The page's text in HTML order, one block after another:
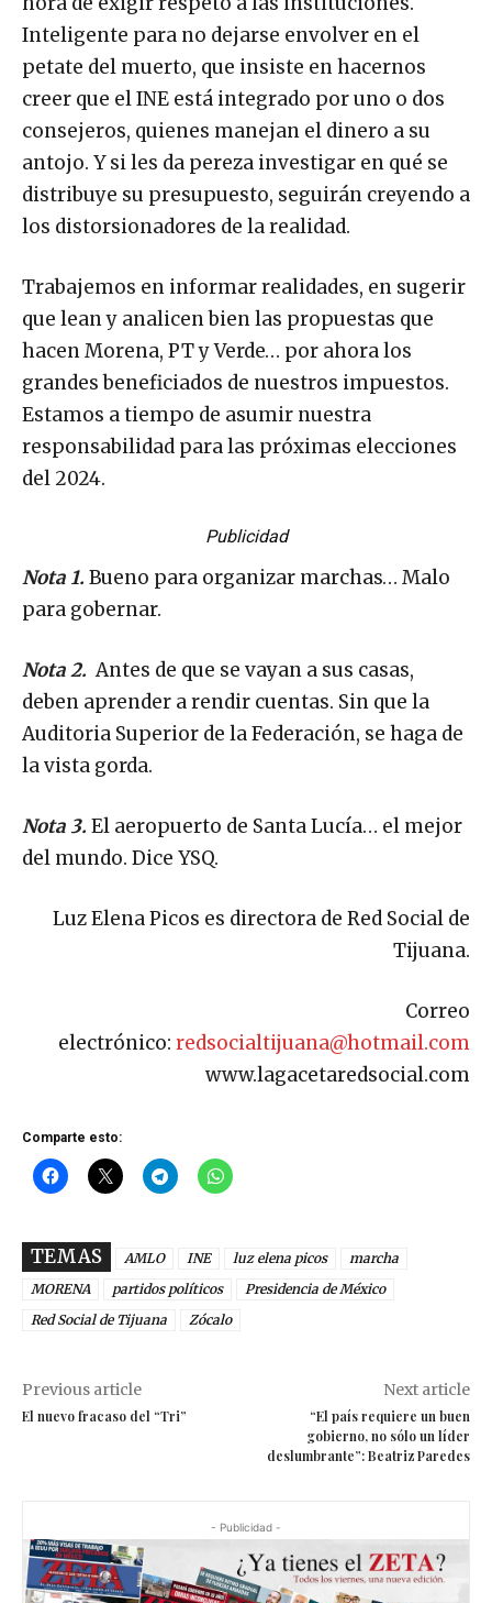
Inteligente para no dejarse envolver en el
petate del muerto, que insiste en hacernos
creer que el INE está integrado por uno o dos
consejeros, quienes manejan el dinero a su
antojo. Y si les da pereza investigar en qué se
distribuye su presupuesto, seguirán creyendo a
los distorsionadores de la realidad.
Trabajemos en informar realidades, en sugerir
que lean y analicen bien las propuestas que
hacen Morena, PT y Verde… por ahora los
grandes beneficiados de nuestros impuestos.
Estamos a tiempo de asumir nuestra
responsabilidad para las próximas elecciones
del 2024.
Publicidad
Nota 1. Bueno para organizar marchas… Malo
para gobernar.
Nota 2. Antes de que se vayan a sus casas,
deben aprender a rendir cuentas. Sin que la
Auditoria Superior de la Federación, se haga de
la vista gorda.
Nota 3. El aeropuerto de Santa Lucía… el mejor
del mundo. Dice YSQ.
Luz Elena Picos es directora de Red Social de
Tijuana.
Correo
electrónico: redsocialtijuana@hotmail.com
www.lagacetaredsocial.com
Comparte esto:
TEMAS AMLO INE luz elena picos
marcha
MORENA
partidos políticos
Presidencia de México
Red Social de Tijuana
Zócalo
Previous article
El nuevo fracaso del “Tri”
Next article
“El país requiere un buen
gobierno, no sólo un líder
deslumbrante”: Beatriz Paredes
- Publicidad -